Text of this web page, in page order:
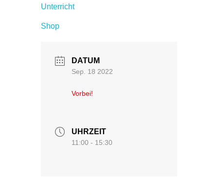
Unterricht
Shop
DATUM
Sep. 18 2022
Vorbei!
UHRZEIT
11:00 - 15:30